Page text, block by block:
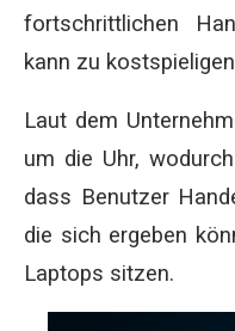
fortschrittlichen
kann zu
Laut dem
um die Uhr,
dass Benutzer
die sich ergeben
Laptops sitzen.